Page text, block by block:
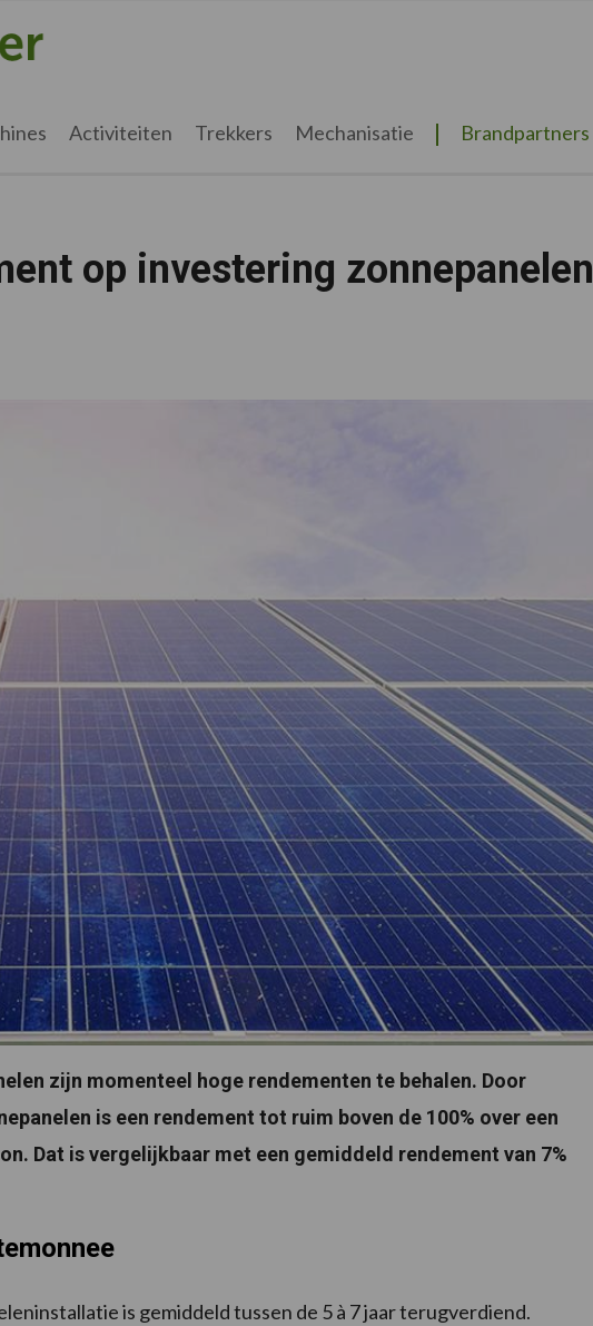
Activiteiten Trekkers Mechanisatie Brandpartners
op investering zonnepanelen
zijn momenteel hoge rendementen te behalen. Door
is een rendement tot ruim boven de 100% over een
Dat is vergelijkbaar met een gemiddeld rendement van 7%
is gemiddeld tussen de 5 à 7 jaar terugverdiend.